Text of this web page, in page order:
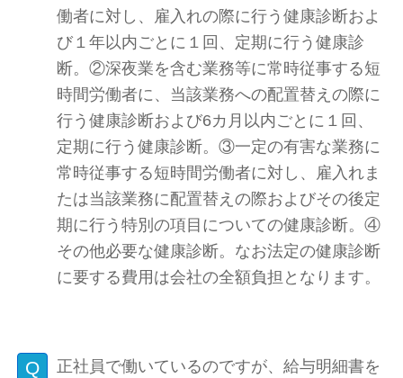
働者に対し、雇入れの際に行う健康診断およ
び１年以内ごとに１回、定期に行う健康診
断。②深夜業を含む業務等に常時従事する短
時間労働者に、当該業務への配置替えの際に
行う健康診断および6カ月以内ごとに１回、
定期に行う健康診断。③一定の有害な業務に
常時従事する短時間労働者に対し、雇入れま
たは当該業務に配置替えの際およびその後定
期に行う特別の項目についての健康診断。④
その他必要な健康診断。なお法定の健康診断
に要する費用は会社の全額負担となります。
正社員で働いているのですが、給与明細書を